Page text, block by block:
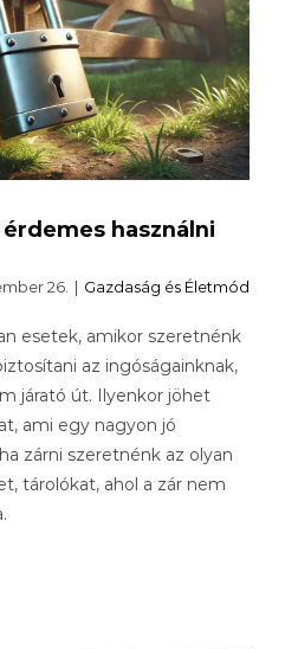
használni
26. | Gazdaság és Életmód
esetek, amikor szeretnénk
az ingóságainknak,
járató út. Ilyenkor jöhet
ami egy nagyon jó
zárni szeretnénk az olyan
tárolókat, ahol a zár nem